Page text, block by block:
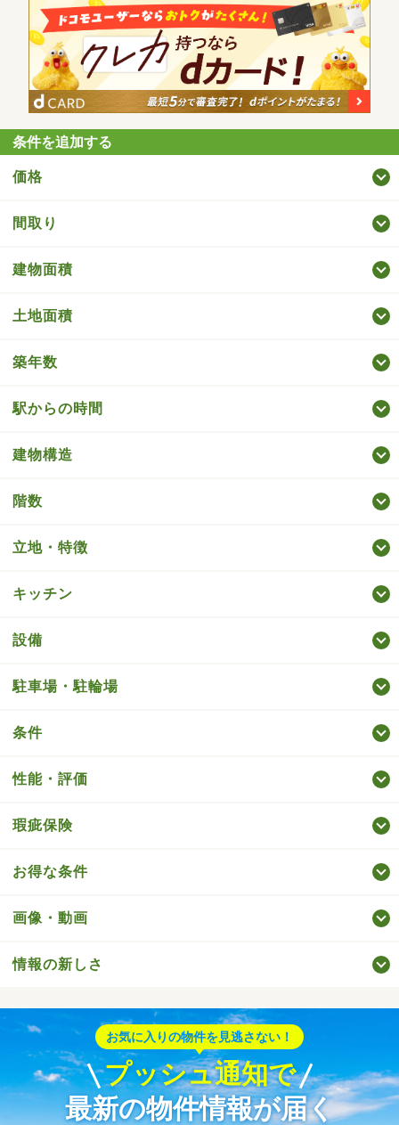
条件を追加する
価格
間取り
建物面積
土地面積
築年数
駅からの時間
建物構造
階数
立地・特徴
キッチン
設備
駐車場・駐輪場
条件
性能・評価
瑕疵保険
お得な条件
画像・動画
情報の新しさ
お気に入りの物件を見逃さない！
プッシュ通知で
最新の物件情報が届く